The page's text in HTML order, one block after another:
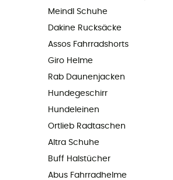
Meindl Schuhe
Dakine Rucksäcke
Assos Fahrradshorts
Giro Helme
Rab Daunenjacken
Hundegeschirr
Hundeleinen
Ortlieb Radtaschen
Altra Schuhe
Buff Halstücher
Abus Fahrradhelme